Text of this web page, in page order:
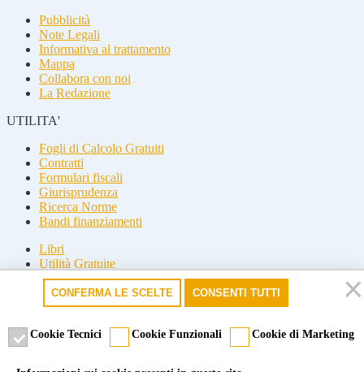
Pubblicità
Note Legali
Informativa al trattamento
Mappa
Collabora con noi
La Redazione
UTILITA'
Fogli di Calcolo Gratuiti
Contratti
Formulari fiscali
Giurisprudenza
Ricerca Norme
Bandi finanziamenti
Libri
Utilità Gratuite
Guide fiscali
Seguici
Seguici
CONFERMA LE SCELTE CONSENTI TUTTI
Cookie Tecnici Cookie Funzionali Cookie di Marketing